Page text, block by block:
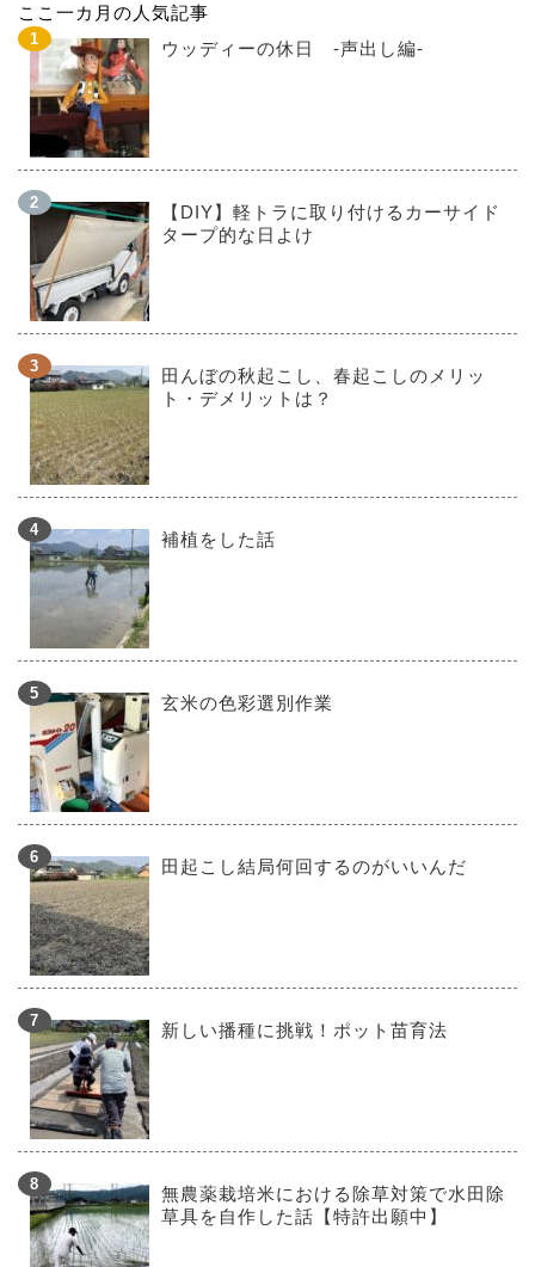
ここ一カ月の人気記事
ウッディーの休日 -声出し編-
【DIY】軽トラに取り付けるカーサイド
タープ的な日よけ
田んぼの秋起こし、春起こしのメリッ
ト・デメリットは？
補植をした話
玄米の色彩選別作業
田起こし結局何回するのがいいんだ
新しい播種に挑戦！ポット苗育法
無農薬栽培米における除草対策で水田除
草具を自作した話【特許出願中】